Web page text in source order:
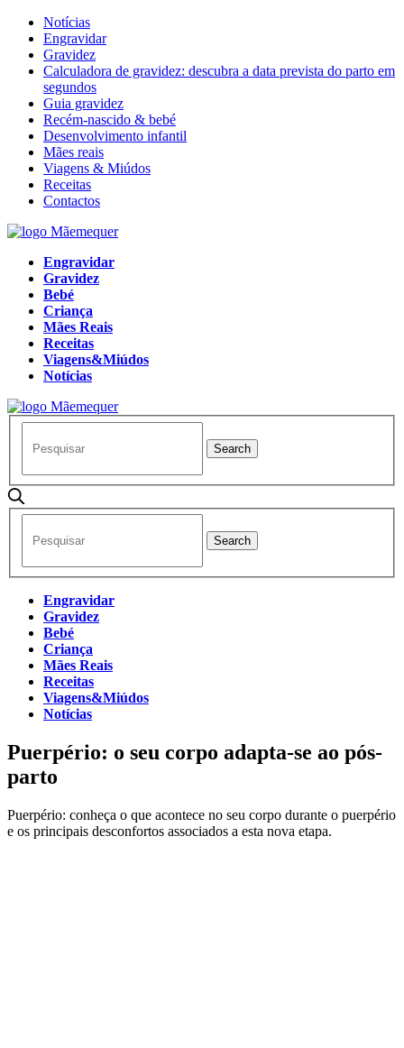
Notícias
Engravidar
Gravidez
Calculadora de gravidez: descubra a data prevista do parto em
segundos
Guia gravidez
Recém-nascido & bebé
Desenvolvimento infantil
Mães reais
Viagens & Miúdos
Receitas
Contactos
Engravidar
Gravidez
Bebé
Criança
Mães Reais
Receitas
Viagens&Miúdos
Notícias
Engravidar
Gravidez
Bebé
Criança
Mães Reais
Receitas
Viagens&Miúdos
Notícias
​Puerpério: o seu corpo adapta-se ao pós-
parto
Puerpério: conheça o que acontece no seu corpo durante o puerpério
e os principais desconfortos associados a esta nova etapa.